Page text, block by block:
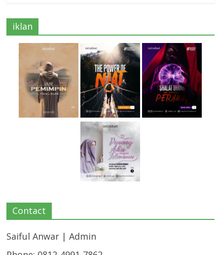
iklan
Contact
Saiful Anwar | Admin